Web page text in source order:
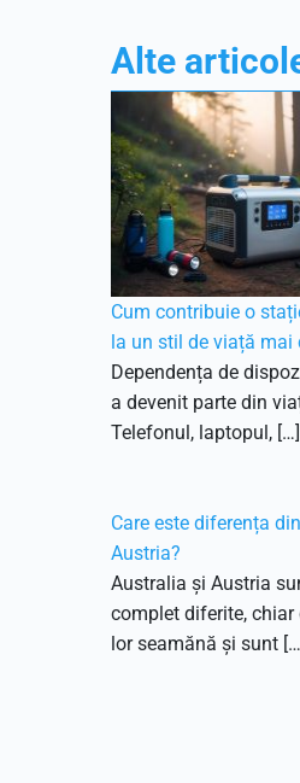
Alte
Cum contribuie o
la un stil de viață mai
Dependența de
a devenit parte din
Telefonul, laptopul, […]
Care este diferența
Austria?
Australia și Austria
complet diferite, chiar
lor seamănă și sunt